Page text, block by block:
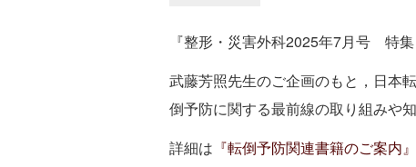
『整形・災害外科2025年7月号 特
武藤芳照先生のご企画のもと，日本
倒予防に関する最前線の取り組みや
詳細は 『転倒予防関連書籍のご案内』